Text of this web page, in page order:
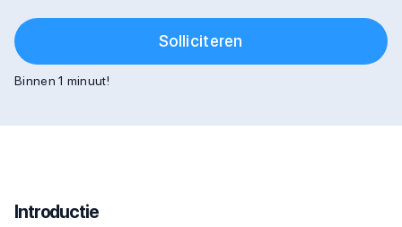
Solliciteren
Binnen 1 minuut!
Introductie